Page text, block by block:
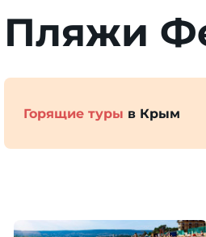
Пляжи
Горящие туры в Крым